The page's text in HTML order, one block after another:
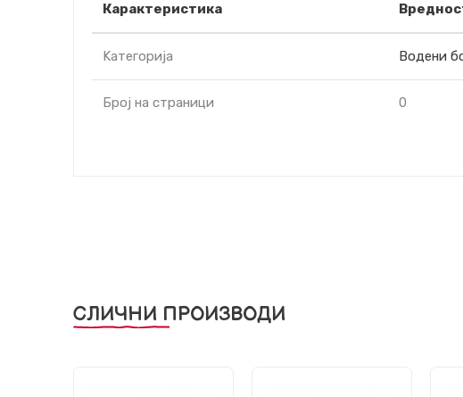
Карактеристика
Kатегорија Водени
Број на страници 0
СЛИЧНИ ПРОИЗВОДИ